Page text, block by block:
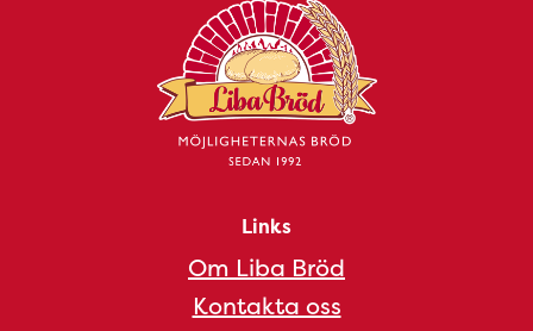
Links
Om Liba Bröd
Kontakta oss